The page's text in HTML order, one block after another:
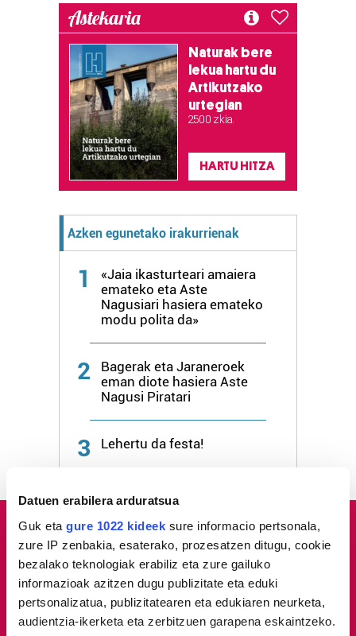
Datuen erabilera arduratsua
Guk eta gure 1022 kideek sure informacio pertsonala,
zure IP zenbakia, esaterako, prozesatzen ditugu, cookie
bezalako teknologiak erabiliz eta zure gailuko
informazioak azitzen dugu publizitate eta eduki
pertsonalizatua, publizitatearen eta edukiaren neurketa,
audientzia-ikerketa eta zerbitzuen garapena eskaintzeko.
Astekaria
Naturak bere
lekua hartu du
Artikutzako
urtegian
2.500 zkia.
HARTU HITZA
Azken egunetako irakurrienak
1
«Jaia ikasturteari amaiera
emateko eta Aste
Nagusiari hasiera emateko
modu polita da»
2
Bagerak eta Jaraneroek
eman diote hasiera Aste
Nagusi Piratari
3 Lehertu da festa!